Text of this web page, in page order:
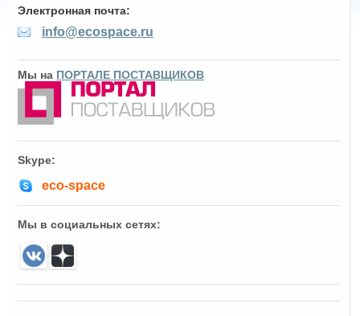
Электронная почта:
info@ecospace.ru
Мы на ПОРТАЛЕ ПОСТАВЩИКОВ
Skype:
eco-space
Мы в социальных сетях: